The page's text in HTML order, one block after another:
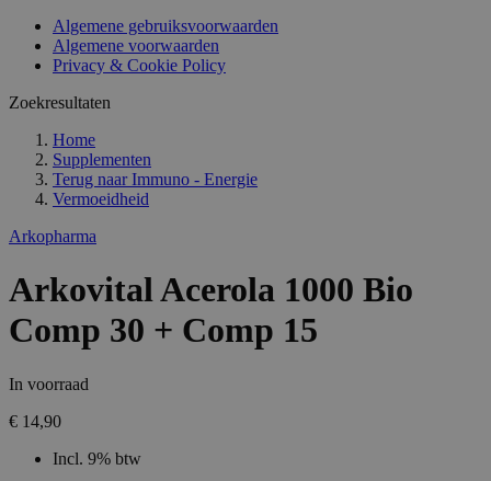
Algemene gebruiksvoorwaarden
Algemene voorwaarden
Privacy & Cookie Policy
Zoekresultaten
Home
Supplementen
Terug naar Immuno - Energie
Vermoeidheid
Arkopharma
Arkovital Acerola 1000 Bio
Comp 30 + Comp 15
In voorraad
€ 14,90
Incl. 9% btw